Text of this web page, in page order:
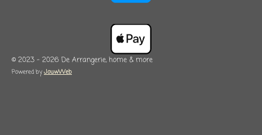
© 2023 - 2026 De Arrangerie, home & more
Powered byJouwWeb